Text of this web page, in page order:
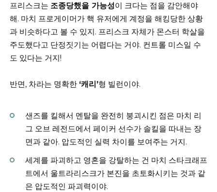
프리스크는 조종당했을 가능성이 크다는 점을 감안해야
해. 마치 프로게이머가 핵 유저에게 계정을 해킹당한 상황
과 비슷하다고 볼 수 있지. 프리스크 자체가 몬스터 학살을
주도했다고 단정짓기는 어렵다는 거야. 컨트롤 미스일 수
도 있다는 거지!
반면, 차라는 명확한 ‘캐리’형 빌런이야.
샌즈를 킬해서 멘탈을 완전히 붕괴시킨 점은 마치 리
그 오브 레전드에서 페이커 선수가 솔킬을 따내는 장
면과 같아. 압도적인 실력 차이를 보여주는 거지.
세계를 파괴하고 영혼을 강탈하는 건 마치 스타크래프
트에서 울트라리스크가 본진을 초토화시키는 것과 같
은 압도적인 파괴력이야.